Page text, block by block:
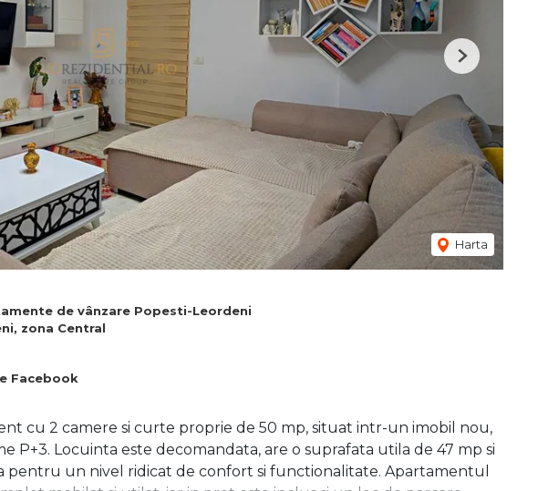
Harta
Next
de vânzare Popesti-Leordeni
zona Central
Facebook
cu 2 camere si curte proprie de 50 mp, situat intr-un imobil nou,
P+3. Locuinta este decomandata, are o suprafata utila de 47 mp si
pentru un nivel ridicat de confort si functionalitate. Apartamentul